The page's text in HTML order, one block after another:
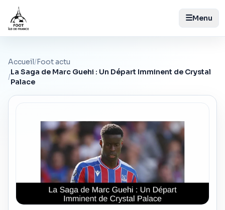
☰Menu
Accueil/Foot actu
/
La Saga de Marc Guehi : Un Départ Imminent de Crystal
Palace